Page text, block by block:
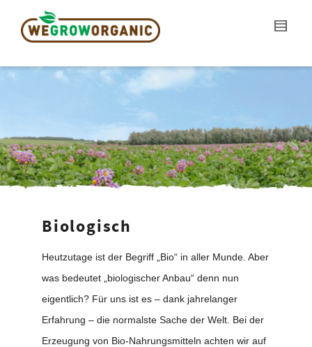
Biologisch
Heutzutage ist der Begriff „Bio“ in aller Munde. Aber
was bedeutet „biologischer Anbau“ denn nun
eigentlich? Für uns ist es – dank jahrelanger
Erfahrung – die normalste Sache der Welt. Bei der
Erzeugung von Bio-Nahrungsmitteln achten wir auf